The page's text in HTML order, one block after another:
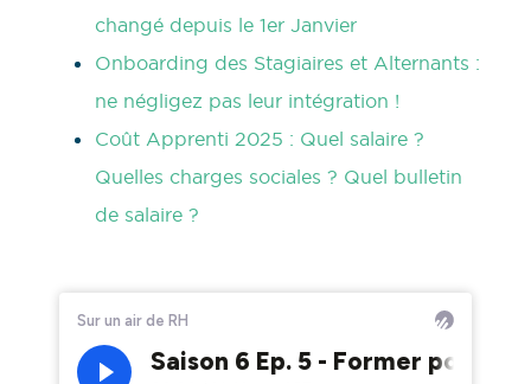
changé depuis le 1er Janvier
Onboarding des Stagiaires et Alternants :
ne négligez pas leur intégration !
Coût Apprenti 2025 : Quel salaire ?
Quelles charges sociales ? Quel bulletin
de salaire ?